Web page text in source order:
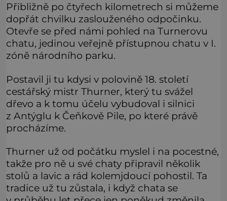
Přibližně po čtyřech kilometrech si můžeme
dopřát chvilku zaslouženého odpočinku.
Otevře se před námi pohled na Turnerovu
chatu, jedinou veřejně přístupnou chatu v I.
zóně národního parku.
Postavil ji tu kdysi v polovině 18. století
cestářský mistr Thurner, který tu svážel
dřevo a k tomu účelu vybudoval i silnici
z Antýglu k Čeňkově Pile, po které právě
procházíme.
Thurner už od počátku myslel i na pocestné,
takže pro ně u své chaty připravil několik
stolů a lavic a rád kolemjdoucí pohostil. Ta
tradice už tu zůstala, i když chata se